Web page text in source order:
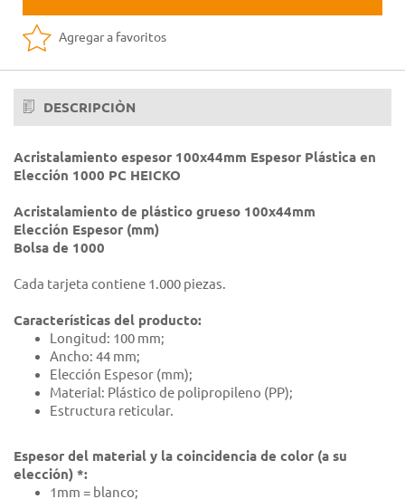
Agregar a favoritos
DESCRIPCIÒN
Acristalamiento espesor 100x44mm Espesor Plástica en
Elección 1000 PC HEICKO
Acristalamiento de plástico grueso 100x44mm
Elección Espesor (mm)
Bolsa de 1000
Cada tarjeta contiene 1.000 piezas.
Características del producto:
Longitud: 100 mm;
Ancho: 44 mm;
Elección Espesor (mm);
Material: Plástico de polipropileno (PP);
Estructura reticular.
Espesor del material y la coincidencia de color (a su
elección) *:
1mm = blanco;